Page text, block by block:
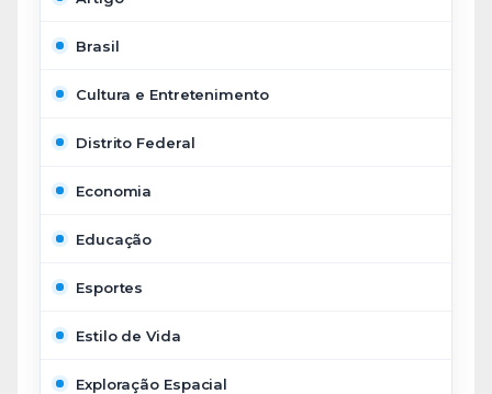
Brasil
Cultura e Entretenimento
Distrito Federal
Economia
Educação
Esportes
Estilo de Vida
Exploração Espacial